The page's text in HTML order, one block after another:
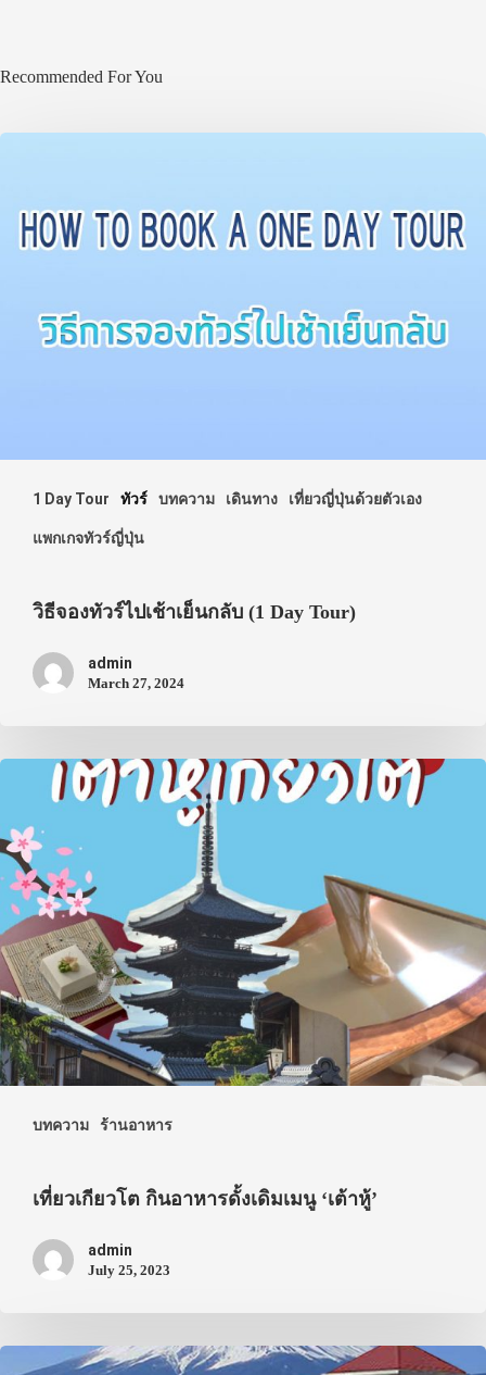
Recommended For You
1 Day Tour ทัวร์ บทความ เดินทาง เที่ยวญี่ปุ่นด้วยตัวเอง
แพกเกจทัวร์ญี่ปุ่น
วิธีจองทัวร์ไปเช้าเย็นกลับ (1 Day Tour)
admin
March 27, 2024
บทความ ร้านอาหาร
เที่ยวเกียวโต กินอาหารดั้งเดิมเมนู ‘เต้าหู้’
admin
July 25, 2023
เอง
เดินทาง
ทัวร์
ที่พัก
สาระน่ารู้